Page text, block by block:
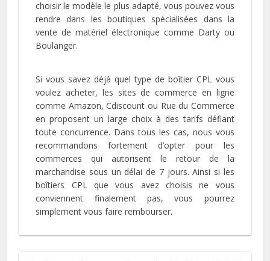
choisir le modèle le plus adapté, vous pouvez vous
rendre dans les boutiques spécialisées dans la
vente de matériel électronique comme Darty ou
Boulanger.
Si vous savez déjà quel type de boîtier CPL vous
voulez acheter, les sites de commerce en ligne
comme Amazon, Cdiscount ou Rue du Commerce
en proposent un large choix à des tarifs défiant
toute concurrence. Dans tous les cas, nous vous
recommandons fortement d’opter pour les
commerces qui autorisent le retour de la
marchandise sous un délai de 7 jours. Ainsi si les
boîtiers CPL que vous avez choisis ne vous
conviennent finalement pas, vous pourrez
simplement vous faire rembourser.